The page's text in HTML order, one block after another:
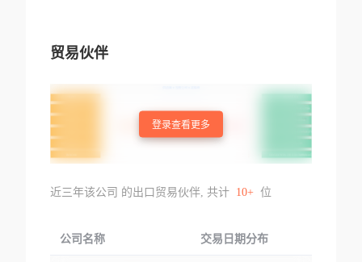
贸易伙伴
登录查看更多
近三年该公司 的出口贸易伙伴, 共计 10+ 位
公司名称 交易日期分布